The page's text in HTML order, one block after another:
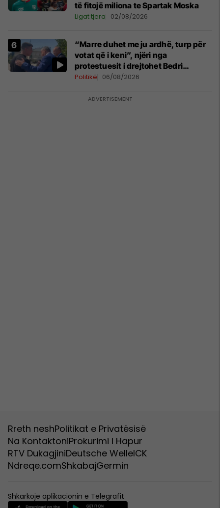
të fitojë miliona te Spartak Moska
Ligat tjera 02/08/2026
“Marre duhet me ju ardhë, turp për
votat që i keni”, njëri nga
protestuesit i drejtohet Bedri
Hamzës
Politikë 06/08/2026
Rreth neshPolitikat e Privatësisë
Na KontaktoniProkurimi i Hapur
RTV DukagjiniDeutsche WelleICK
Ndreqe.comShkabajGermin
Shkarkoje aplikacionin e Telegrafit